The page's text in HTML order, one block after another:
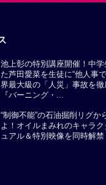
池上彰の特別講座開催！中学
た芦田愛菜を生徒に“他人事
界最大級の「人災」事故を徹
『バーニング・...
“制御不能”の石油掘削リグか
よ！オイルまみれのキャラク
ュアル＆特別映像を同時解禁